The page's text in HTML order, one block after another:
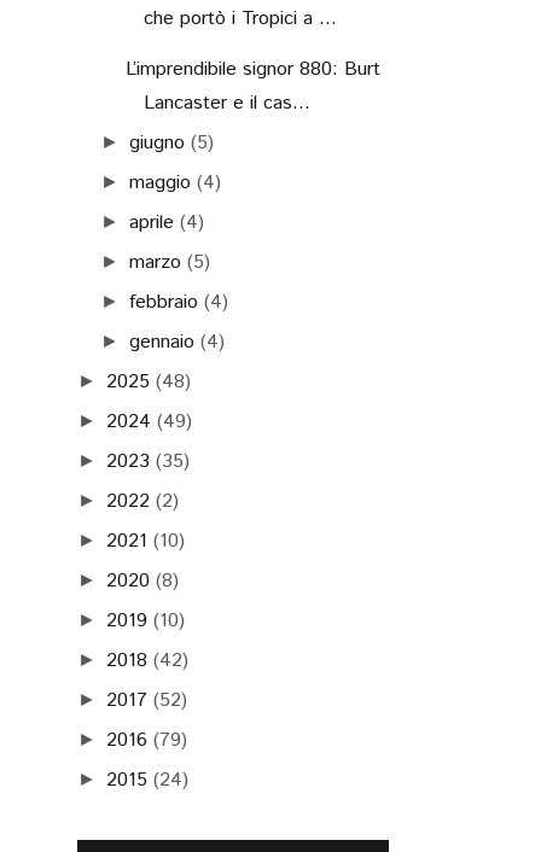
che portò i Tropici a ...
L’imprendibile signor 880: Burt
Lancaster e il cas...
►giugno (5)
►maggio (4)
►aprile (4)
►marzo (5)
►febbraio (4)
►gennaio (4)
► 2025 (48)
► 2024 (49)
► 2023 (35)
► 2022 (2)
► 2021 (10)
► 2020 (8)
► 2019 (10)
► 2018 (42)
► 2017 (52)
► 2016 (79)
► 2015 (24)